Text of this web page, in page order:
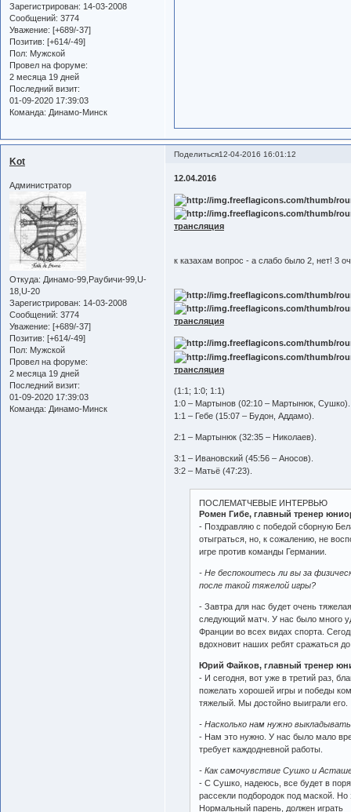
Зарегистрирован: 14-03-2008
Сообщений: 3774
Уважение: [+689/-37]
Позитив: [+614/-49]
Пол: Мужской
Провел на форуме:
2 месяца 19 дней
Последний визит:
01-09-2020 17:39:03
Команда: Динамо-Минск
Поделиться12-04-2016 16:01:12
Kot
Администратор
Откуда: Динамо-99,Раубичи-99,U-
18,U-20
Зарегистрирован: 14-03-2008
Сообщений: 3774
Уважение: [+689/-37]
Позитив: [+614/-49]
Пол: Мужской
Провел на форуме:
2 месяца 19 дней
Последний визит:
01-09-2020 17:39:03
Команда: Динамо-Минск
12.04.2016
трансляция
к казахам вопрос - а слабо было 2, нет! 3
трансляция
трансляция
(1:1; 1:0; 1:1)
1:0 – Мартынов (02:10 – Мартынюк, Сушко).
1:1 – Гебе (15:07 – Будон, Аддамо).
2:1 – Мартынюк (32:35 – Николаев).
3:1 – Ивановский (45:56 – Аносов).
3:2 – Матьё (47:23).
ПОСЛЕМАТЧЕВЫЕ ИНТЕРВЬЮ
Ромен Гибе, главный тренер
- Поздравляю с победой сборную
отыграться, но, к сожалению, не
игре против команды Германии.
- Не беспокоитесь ли вы за
после такой тяжелой игры?
- Завтра для нас будет очень
следующий матч. У нас было много
Франции во всех видах спорта.
вдохновит наших ребят сражаться
Юрий Файков, главный тренер
- И сегодня, вот уже в третий раз,
пожелать хорошей игры и победы
тяжелый. Мы достойно выиграли его.
- Насколько нам нужно
- Нам это нужно. У нас было мало
требует каждодневной работы.
- Как самочувствие Сушко и
- С Сушко, надеюсь, все будет в
рассекли подбородок под маской.
Нормальный парень, должен играть